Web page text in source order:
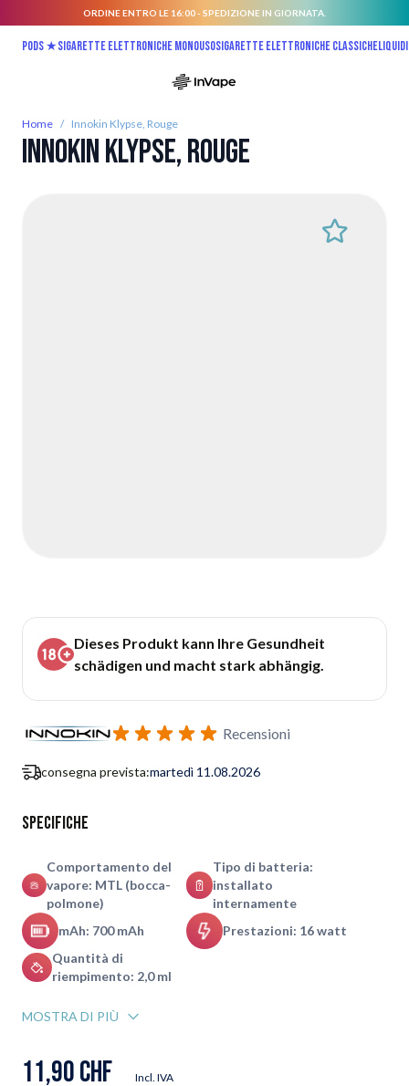
ORDINE ENTRO LE 16:00 - SPEDIZIONE IN GIORNATA.
Pods ★Sigarette elettroniche monousoSigarette elettroniche classiche
Home / Innokin Klypse, Rouge
Innokin Klypse, Rouge
Dieses Produkt kann Ihre Gesundheit
schädigen und macht stark abhängig.
Recensioni
consegna prevista:martedì 11.08.2026
Specifiche
Comportamento del
vapore: MTL (bocca-
polmone)
Tipo di batteria:
installato
internamente
mAh: 700 mAh
Prestazioni: 16 watt
Quantità di
riempimento: 2,0 ml
MOSTRA DI PIÙ
11,90 CHF Incl. IVA